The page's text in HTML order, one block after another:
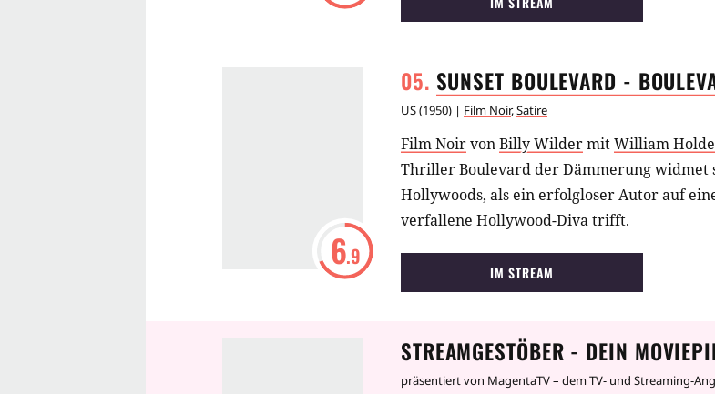
SUNSET BOULEVARD -
US(1950) | Film Noir,Satire
6.9
Film NoirvonBilly WildermitWilliam
Thriller Boulevard der Dämmerung widmet
Hollywoods, als ein erfolgloser Autor auf
verfallene Hollywood-Diva trifft.
IM STREAM
STREAMGESTÖBER - DEIN
präsentiert von MagentaTV – dem TV- und Streaming-